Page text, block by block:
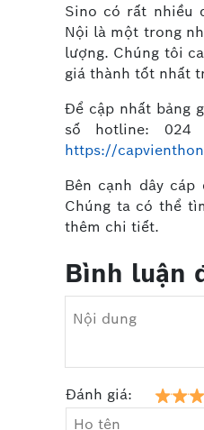
Sino có rất nhiều
Nội là một trong
lượng. Chúng tôi
giá thành tốt nhất
Để cập nhất bảng
số hotline: 024
https://
Bên cạnh dây
Chúng ta có thể
thêm chi tiết.
Bình luận
Đánh giá: